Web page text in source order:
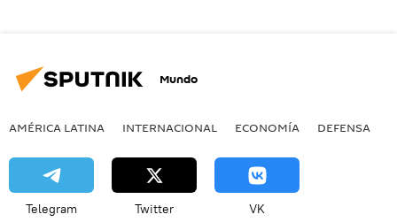
Mundo
AMÉRICA LATINA INTERNACIONAL ECONOMÍA DEFENSA
Telegram Twitter VK